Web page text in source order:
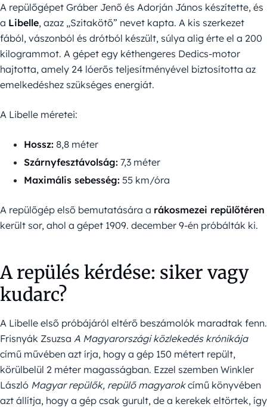
A repülőgépet Gráber Jenő és Adorján János készítette, és
a Libelle, azaz „Szitakötő” nevet kapta. A kis szerkezet
fából, vászonból és drótból készült, súlya alig érte el a 200
kilogrammot. A gépet egy kéthengeres Dedics-motor
hajtotta, amely 24 lóerős teljesítményével biztosította az
emelkedéshez szükséges energiát.
A Libelle méretei:
Hossz: 8,8 méter
Szárnyfesztávolság: 7,3 méter
Maximális sebesség: 55 km/óra
A repülőgép első bemutatására a rákosmezei repülőtéren
került sor, ahol a gépet 1909. december 9-én próbálták ki.
A repülés kérdése: siker vagy
kudarc?
A Libelle első próbájáról eltérő beszámolók maradtak fenn.
Frisnyák Zsuzsa A Magyarországi közlekedés krónikája
című művében azt írja, hogy a gép 150 métert repült,
körülbelül 2 méter magasságban. Ezzel szemben Winkler
László Magyar repülők, repülő magyarokcímű könyvében
azt állítja, hogy a gép csak gurult, de a kerekek eltörtek, így